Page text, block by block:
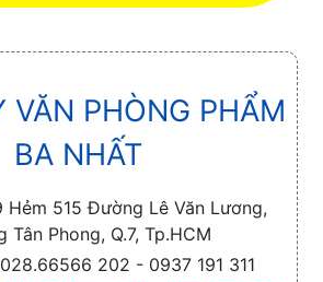
VĂN PHÒNG PHẨM
BA NHẤT
Hẻm 515 Đường Lê Văn Lương,
Tân Phong, Q.7, Tp.HCM
028.66566 202 - 0937 191 311